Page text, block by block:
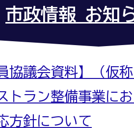
市政情報 お知
協議会資料】（仮
トラン整備事業に
方針について